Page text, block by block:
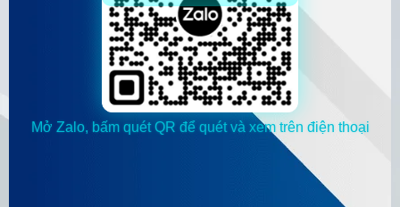
Mở Zalo, bấm quét QR để quét và xem trên điện thoại